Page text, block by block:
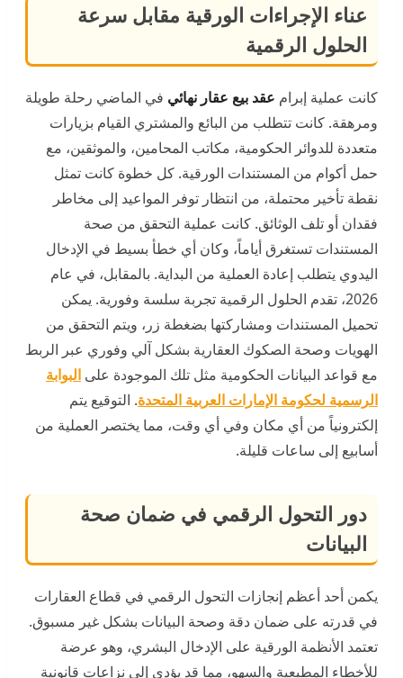
عناء الإجراءات الورقية مقابل سرعة
الحلول الرقمية
كانت عملية إبرام عقد بيع عقار نهائي في الماضي رحلة طويلة
ومرهقة. كانت تتطلب من البائع والمشتري القيام بزيارات
متعددة للدوائر الحكومية، مكاتب المحامين، والموثقين، مع
حمل أكوام من المستندات الورقية. كل خطوة كانت تمثل
نقطة تأخير محتملة، من انتظار توفر المواعيد إلى مخاطر
فقدان أو تلف الوثائق. كانت عملية التحقق من صحة
المستندات تستغرق أياماً، وكان أي خطأ بسيط في الإدخال
اليدوي يتطلب إعادة العملية من البداية. بالمقابل، في عام
2026، تقدم الحلول الرقمية تجربة سلسة وفورية. يمكن
تحميل المستندات ومشاركتها بضغطة زر، ويتم التحقق من
الهويات وصحة الصكوك العقارية بشكل آلي وفوري عبر الربط
مع قواعد البيانات الحكومية مثل تلك الموجودة على البوابة
الرسمية لحكومة الإمارات العربية المتحدة. التوقيع يتم
إلكترونياً من أي مكان وفي أي وقت، مما يختصر العملية من
أسابيع إلى ساعات قليلة.
دور التحول الرقمي في ضمان صحة
البيانات
يكمن أحد أعظم إنجازات التحول الرقمي في قطاع العقارات
في قدرته على ضمان دقة وصحة البيانات بشكل غير مسبوق.
تعتمد الأنظمة الورقية على الإدخال البشري، وهو عرضة
للأخطاء المطبعية والسهو، مما قد يؤدي إلى نزاعات قانونية